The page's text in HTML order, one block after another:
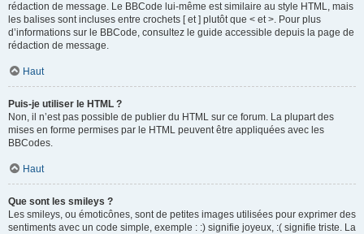
rédaction de message. Le BBCode lui-même est similaire au style HTML, mais
les balises sont incluses entre crochets [ et ] plutôt que < et >. Pour plus
d’informations sur le BBCode, consultez le guide accessible depuis la page de
rédaction de message.
Haut
Puis-je utiliser le HTML ?
Non, il n’est pas possible de publier du HTML sur ce forum. La plupart des
mises en forme permises par le HTML peuvent être appliquées avec les
BBCodes.
Haut
Que sont les smileys ?
Les smileys, ou émoticônes, sont de petites images utilisées pour exprimer des
sentiments avec un code simple, exemple : :) signifie joyeux, :( signifie triste. La